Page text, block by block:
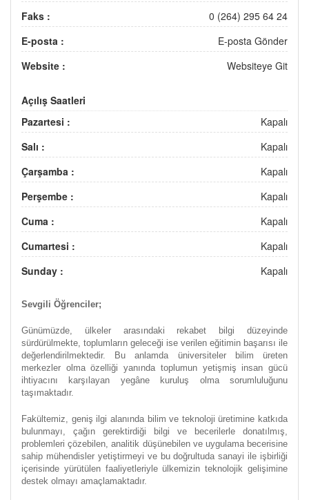
Faks :
0 (264) 295 64 24
E-posta :
E-posta Gönder
Website :
Websiteye Git
Açılış Saatleri
Pazartesi :
Kapalı
Salı :
Kapalı
Çarşamba :
Kapalı
Perşembe :
Kapalı
Cuma :
Kapalı
Cumartesi :
Kapalı
Sunday :
Kapalı
Sevgili Öğrenciler;
Günümüzde, ülkeler arasındaki rekabet bilgi düzeyinde
sürdürülmekte, toplumların geleceği ise verilen eğitimin başarısı ile
değerlendirilmektedir. Bu anlamda üniversiteler bilim üreten
merkezler olma özelliği yanında toplumun yetişmiş insan gücü
ihtiyacını karşılayan yegâne kuruluş olma sorumluluğunu
taşımaktadır.
Fakültemiz, geniş ilgi alanında bilim ve teknoloji üretimine katkıda
bulunmayı, çağın gerektirdiği bilgi ve becerilerle donatılmış,
problemleri çözebilen, analitik düşünebilen ve uygulama becerisine
sahip mühendisler yetiştirmeyi ve bu doğrultuda sanayi ile işbirliği
içerisinde yürütülen faaliyetleriyle ülkemizin teknolojik gelişimine
destek olmayı amaçlamaktadır.